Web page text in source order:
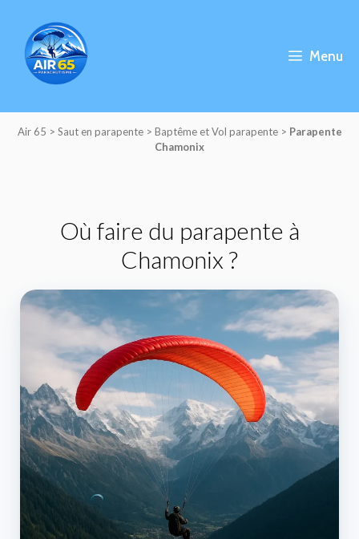
contenu
Menu
Air 65 > Saut en parapente> Baptême et Vol parapente> Parapente
Chamonix
Où faire du parapente à
Chamonix ?